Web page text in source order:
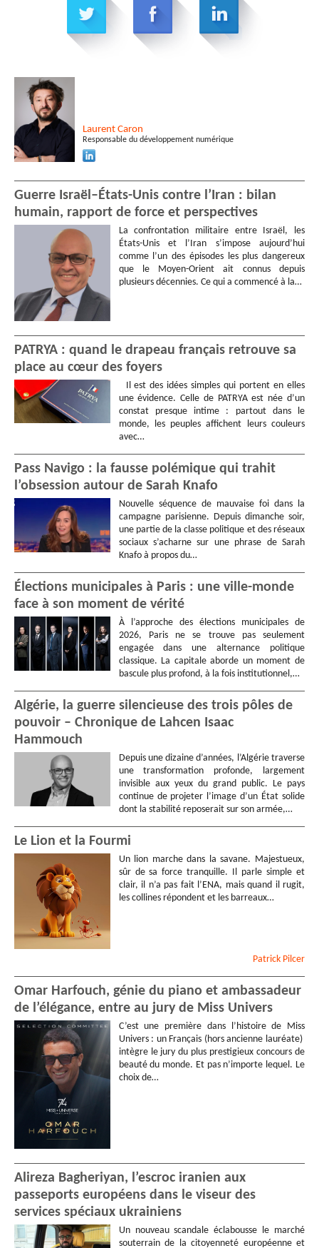
Laurent Caron
Responsable du développement numérique
Guerre Israël–États-Unis contre l’Iran : bilan
humain, rapport de force et perspectives
La confrontation militaire entre Israël, les
États-Unis et l’Iran s’impose aujourd’hui
comme l’un des épisodes les plus dangereux
que le Moyen-Orient ait connus depuis
plusieurs décennies. Ce qui a commencé à la…
PATRYA : quand le drapeau français retrouve sa
place au cœur des foyers
Il est des idées simples qui portent en elles
une évidence. Celle de PATRYA est née d’un
constat presque intime : partout dans le
monde, les peuples affichent leurs couleurs
avec…
Pass Navigo : la fausse polémique qui trahit
l’obsession autour de Sarah Knafo
Nouvelle séquence de mauvaise foi dans la
campagne parisienne. Depuis dimanche soir,
une partie de la classe politique et des réseaux
sociaux s’acharne sur une phrase de Sarah
Knafo à propos du…
Élections municipales à Paris : une ville-monde
face à son moment de vérité
À l’approche des élections municipales de
2026, Paris ne se trouve pas seulement
engagée dans une alternance politique
classique. La capitale aborde un moment de
bascule plus profond, à la fois institutionnel,…
Algérie, la guerre silencieuse des trois pôles de
pouvoir – Chronique de Lahcen Isaac
Hammouch
Depuis une dizaine d’années, l’Algérie traverse
une transformation profonde, largement
invisible aux yeux du grand public. Le pays
continue de projeter l’image d’un État solide
dont la stabilité reposerait sur son armée,…
Le Lion et la Fourmi
Un lion marche dans la savane. Majestueux,
sûr de sa force tranquille. Il parle simple et
clair, il n’a pas fait l’ENA, mais quand il rugit,
les collines répondent et les barreaux…
Patrick Pilcer
Omar Harfouch, génie du piano et ambassadeur
de l’élégance, entre au jury de Miss Univers
C’est une première dans l’histoire de Miss
Univers : un Français (hors ancienne lauréate)
intègre le jury du plus prestigieux concours de
beauté du monde. Et pas n’importe lequel. Le
choix de…
Alireza Bagheriyan, l’escroc iranien aux
passeports européens dans le viseur des
services spéciaux ukrainiens
Un nouveau scandale éclabousse le marché
souterrain de la citoyenneté européenne et